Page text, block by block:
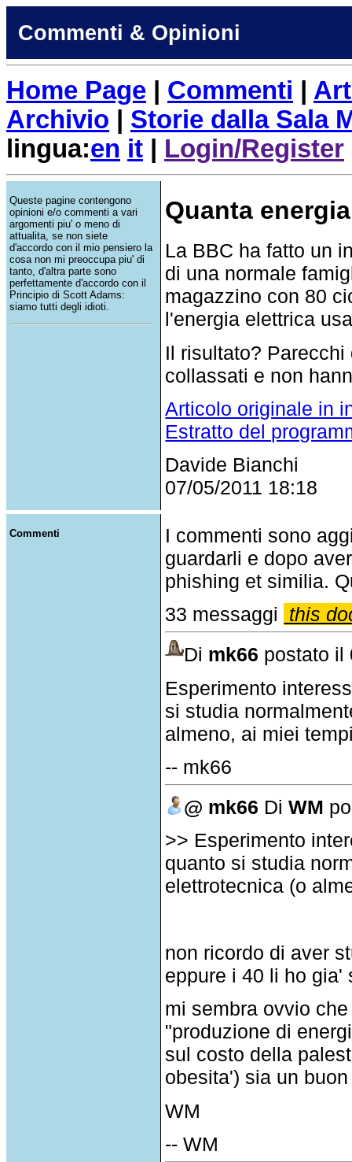
Commenti & Opinioni
Home Page Commenti
Archivio
Storie dalla Sala
lingua:en it Login/Register
Queste pagine contengono
opinioni e/o commenti a vari
argomenti piu' o meno di
attualita, se non siete
d'accordo con il mio pensiero la
cosa non mi preoccupa piu' di
tanto, d'altra parte sono
perfettamente d'accordo con il
Principio di Scott Adams:
siamo tutti degli idioti.
Quanta
La BBC ha fatto un
di una normale
magazzino con 80
l'energia elettrica
Il risultato?
collassati e non
Articolo originale in
Estratto del
Davide Bianchi
07/05/2011 18:18
Commenti
I commenti sono
guardarli e dopo
phishing et similia.
33 messaggi
this
Di mk66 postato il
Esperimento
si studia
almeno, ai miei
-- mk66
@ mk66 DiWM
>> Esperimento
quanto si studia
elettrotecnica (o
non ricordo di aver
eppure i 40 li ho
mi sembra ovvio
"produzione di
sul costo della
obesita') sia un
WM
-- WM